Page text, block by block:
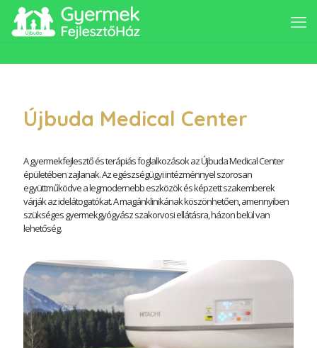
Újbuda Medical Center
A gyermekfejlesztő és terápiás foglalkozások az Újbuda Medical Center
épületében zajlanak. Az egészségügyi intézménnyel szorosan
együttműködve a legmodernebb eszközök és képzett szakemberek
várják az idelátogatókat. A magánklinikának köszönhetően, amennyiben
szükséges gyermekgyógyász szakorvosi ellátásra, házon belül van
lehetőség.